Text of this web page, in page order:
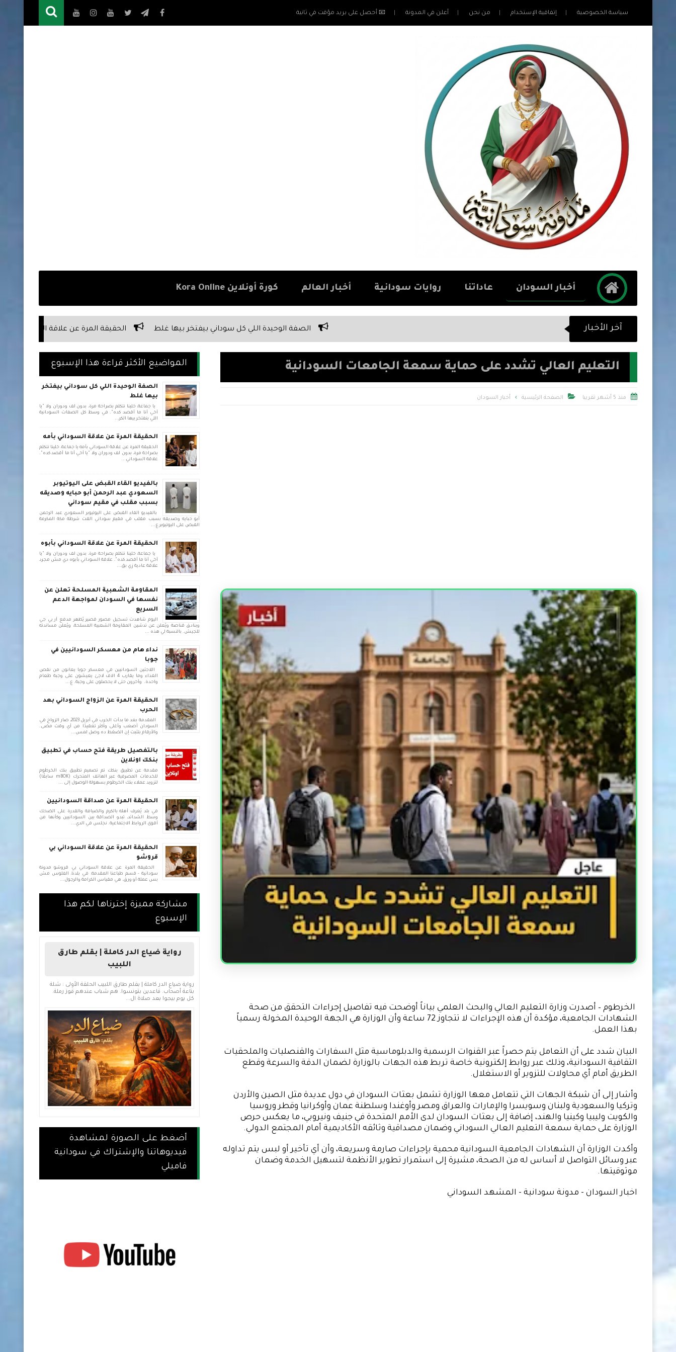
سياسة الخصوصية إتفاقية الإستخدام من نحن أعلن في المدونة 📧 أحصل على بريد مؤقت في ثانية
أخبار السودان عاداتنا روايات سودانية أخبار العالم كورة أونلاين Kora Online
آخر الأخبار الصفة الوحيدة اللي كل سوداني بيفتخر بيها غلط الحقيقة المرة عن علاقة السوداني بأبوه الحقيقة المرة عن
التعليم العالي تشدد على حماية سمعة الجامعات السودانية
 منذ 5 أشهر تقريبا  الصفحة الرئيسية أخبار السودان
الخرطوم – أصدرت وزارة التعليم العالي والبحث العلمي بياناً أوضحت فيه تفاصيل إجراءات التحقق من صحة
الشهادات الجامعية، مؤكدة أن هذه الإجراءات لا تتجاوز 72 ساعة وأن الوزارة هي الجهة الوحيدة المخولة رسمياً
بهذا العمل.
البيان شدد على أن التعامل يتم حصراً عبر القنوات الرسمية والدبلوماسية مثل السفارات والقنصليات والملحقيات
الثقافية السودانية، وذلك عبر روابط إلكترونية خاصة تربط هذه الجهات بالوزارة لضمان الدقة والسرعة وقطع
الطريق أمام أي محاولات للتزوير أو الاستغلال.
وأشار إلى أن شبكة الجهات التي تتعامل معها الوزارة تشمل بعثات السودان في دول عديدة مثل الصين والأردن
وتركيا والسعودية ولبنان وسويسرا والإمارات والعراق ومصر وأوغندا وسلطنة عمان وأوكرانيا وقطر وروسيا
والكويت وليبيا وكينيا والهند، إضافة إلى بعثات السودان لدى الأمم المتحدة في جنيف ونيروبي، ما يعكس حرص
الوزارة على حماية سمعة التعليم العالي السوداني وضمان مصداقية وثائقه الأكاديمية أمام المجتمع الدولي.
وأكدت الوزارة أن الشهادات الجامعية السودانية محمية بإجراءات صارمة وسريعة، وأن أي تأخير أو لبس يتم تداوله
عبر وسائل التواصل لا أساس له من الصحة، مشيرة إلى استمرار تطوير الأنظمة لتسهيل الخدمة وضمان
موثوقيتها.
اخبار السودان - مدونة سودانية - المشهد السوداني
المواضيع الأكثر قراءة هذا الإسبوع
الصفة الوحيدة اللي كل سوداني بيفتخر
بيها غلط
يا جماعة، خلينا نتكلم بصراحة مرة، بدون لف ودوران ولا "يا
أخي أنا ما أقصد كده". في وسط كل الصفات السودانية
اللي بنفتخر بيها الكر...
الحقيقة المرة عن علاقة السوداني بأمه
الحقيقة المرة عن علاقة السوداني بأمه يا جماعة، خلينا نتكلم
بصراحة مرة، بدون لف ودوران ولا "يا أخي أنا ما أقصد كده".
علاقة السوداني...
بالفيديو القاء القبض على اليوتيوبر
السعودي عبد الرحمن أبو حبايه وصديقه
بسبب مقلب في مقيم سوداني
بالفيديو القاء القبض على اليوتيوبر السعودي عبد الرحمن
أبو حبايه وصديقه بسبب مقلب في مقيم سوداني القت شرطة مكة المكرمة
القبض على اليوتيوبر ع...
الحقيقة المرة عن علاقة السوداني بأبوه
يا جماعة، خلينا نتكلم بصراحة مرة، بدون لف ودوران ولا "يا
أخي أنا ما أقصد كده". علاقة السوداني بأبوه دي مش مجرد
علاقة عادية زي بق...
المقاومة الشعبية المسلحة تعلن عن
نفسها في السودان لمواجهة الدعم
السريع
اليوم شاهدت تسجيل مصور قصير يُظهر مدفع آر بي جي
وبنادق قناصة ويُعلن عن تدشين المقاومة الشعبية المسلحة، ويُعلن مساندته
للجيش. بالنسبة لي هذه ...
نداء هام من معسكر السودانيين في
جوبا
اللاجئين السودانيين في معسكر جوبا يعانون من نقص
الغذاء وما يقارب 4 الاف لاجئ يعيشون على وجبة طعام
واحدة. وأخرون حتى لا يحصلون على وجبة. ع...
الحقيقة المرة عن الزواج السوداني بعد
الحرب
المقدمة بعد ما بدأت الحرب في أبريل 2023، صار الزواج في
السودان أصعب وأغلى وأكثر تعقيدًا من أي وقت مضى.
والأرقام بتثبت إن الضغط ده وصل لمس...
بالتفصيل طريقة فتح حساب في تطبيق
بنكك اونلاين
مقدمة عن تطبيق بنكك تم تصميم تطبيق بنك الخرطوم
للخدمات المصرفية عبر الهاتف المتحرك (mBOK سابقًا)
لتزويد عملاء بنك الخرطوم بسهولة الوصول إلى ...
الحقيقة المرة عن صداقة السودانيين
في بلد يُعرف أهله بالكرم والضيافة والقدرة على الضحك
وسط الشدائد، تبدو الصداقة بين السودانيين وكأنها من
أقوى الروابط الاجتماعية. نجلس في الدي...
الحقيقة المرة عن علاقة السوداني بي
قروشو
الحقيقة المرة عن علاقة السوداني بي قروشو مدونة
سودانية - قسم طباعنا المقدمة: في بلدنا، الفلوس مش
بس عملة أو ورق، هي مقياس الكرامة والرجول...
مشاركة مميزة إخترناها لكم هذا
الإسبوع
رواية ضياع الدر كاملة | بقلم طارق
اللبيب
رواية ضياع الدر كاملة | بقلم طارق اللبيب الحلقة الأولى : شلة
بتاعة أصحاب. قاعدين بتونسوا. هم شباب عندهم قوز رملة.
كل يوم بيجوا بعد صلاة ال...
أضغط على الصورة لمشاهدة
فيديوهاتنا والإشتراك في سودانية
فاميلي